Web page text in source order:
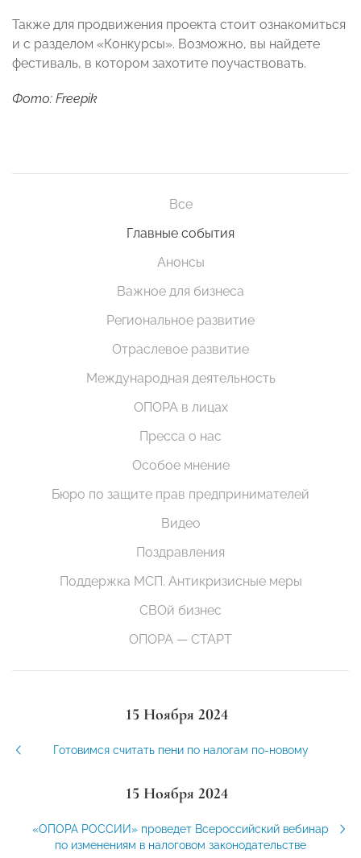
Также для продвижения проекта стоит ознакомиться
и с разделом «Конкурсы». Возможно, вы найдете
фестиваль, в котором захотите поучаствовать.
Фото: Freepik
Все
Главные события
Анонсы
Важное для бизнеса
Региональное развитие
Отраслевое развитие
Международная деятельность
ОПОРА в лицах
Пресса о нас
Особое мнение
Бюро по защите прав предпринимателей
Видео
Поздравления
Поддержка МСП. Антикризисные меры
СВОй бизнес
ОПОРА — СТАРТ
15 Ноября 2024
Готовимся считать пени по налогам по-новому
15 Ноября 2024
«ОПОРА РОССИИ» проведет Всероссийский вебинар
по изменениям в налоговом законодательстве